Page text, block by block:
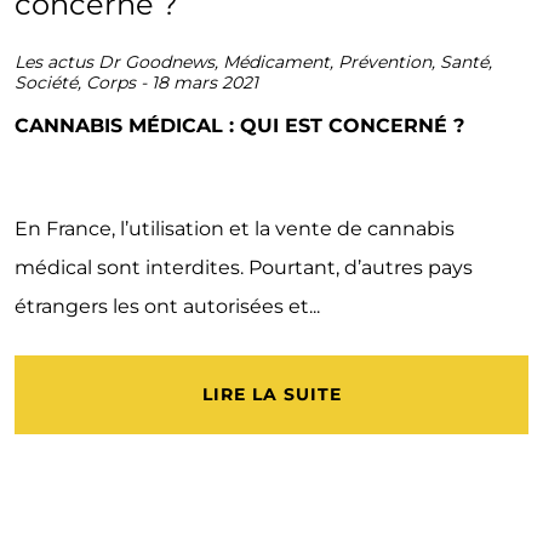
Les actus Dr Goodnews, Médicament, Prévention, Santé,
Société, Corps- 18 mars 2021
CANNABIS MÉDICAL : QUI EST CONCERNÉ ?
En France, l’utilisation et la vente de cannabis
médical sont interdites. Pourtant, d’autres pays
étrangers les ont autorisées et...
LIRE LA SUITE